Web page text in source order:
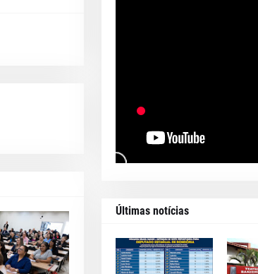
Últimas notícias